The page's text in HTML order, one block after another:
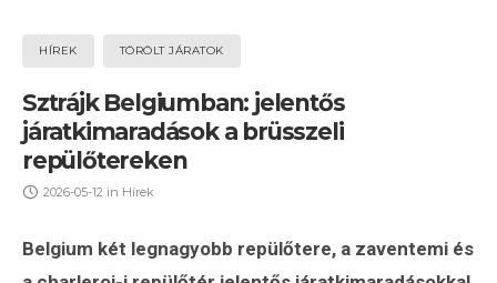
HÍREK TÖRÖLT JÁRATOK
Sztrájk Belgiumban: jelentős
járatkimaradások a brüsszeli
repülőtereken
2026-05-12 in Hírek
Belgium két legnagyobb repülőtere, a zaventemi és